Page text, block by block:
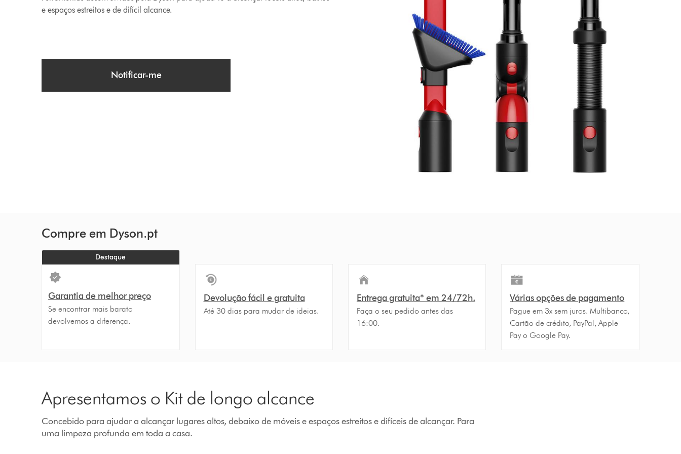
e espaços estreitos e de difícil alcance.
Notificar-me
Compre em Dyson.pt
Destaque
Garantia de melhor preço
Se encontrar mais barato
devolvemos a diferença.
Devolução fácil e gratuita
Até 30 dias para mudar de ideias.
Entrega gratuita* em 24/72h.
Faça o seu pedido antes das
16:00.
Várias opções de pagamento
Pague em 3x sem juros. Multibanco,
Cartão de crédito, PayPal, Apple
Pay o Google Pay.
Apresentamos o Kit de longo alcance
Concebido para ajudar a alcançar lugares altos, debaixo de móveis e espaços estreitos e difíceis de alcançar. Para
uma limpeza profunda em toda a casa.